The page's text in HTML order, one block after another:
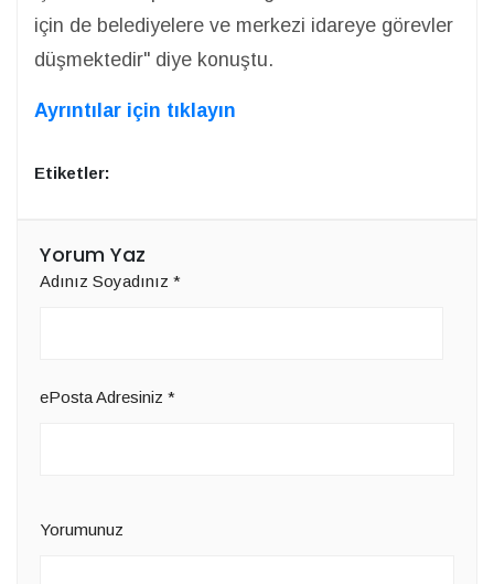
için de belediyelere ve merkezi idareye görevler
düşmektedir" diye konuştu.
Ayrıntılar için tıklayın
Etiketler:
Yorum Yaz
Adınız Soyadınız *
ePosta Adresiniz *
Yorumunuz